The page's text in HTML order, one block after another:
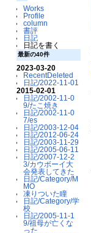
Works
Profile
column
書評
日記
日記を書く
最新の40件
2023-03-20
RecentDeleted
日記/2022-11-01
2015-02-01
日記/2002-11-0
9/たこ焼き
日記/2002-11-0
7/es
日記/2003-12-04
日記/2012-06-24
日記/2003-11-29
日記/2005-06-11
日記/2007-12-2
3/カウボーイ大
会発表してきた
日記/Category/M
MO
凍りついた瞳
日記/Category/学
校
日記/2005-11-1
9/祖母が亡くな
った